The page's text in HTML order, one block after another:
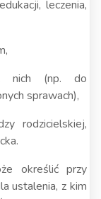
leczenia,
nich (np. do
sprawach),
rodzicielskiej,
określić przy
ustalenia, z kim